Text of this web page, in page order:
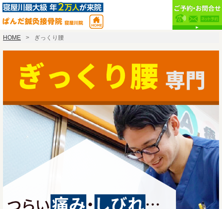
HOME ぎっくり腰